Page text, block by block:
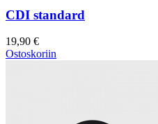
CDI standard
19,90 €
Ostoskoriin